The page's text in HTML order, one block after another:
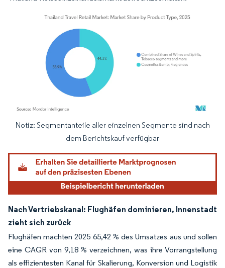
Bild © Mordor Intelligence. Wiederverwendung erfordert Namensnennung
Notiz: Segmentanteile aller einzelnen Segmente sind nach
dem Berichtskauf verfügbar
Nach Vertriebskanal: Flughäfen dominieren, Innenstadt
zieht sich zurück
Flughäfen machten 2025 65,42 % des Umsatzes aus und sollen
eine CAGR von 9,18 % verzeichnen, was ihre Vorrangstellung
als effizientesten Kanal für Skalierung, Konversion und Logistik